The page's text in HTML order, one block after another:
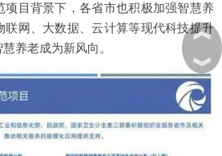
项目背景下，各省市也积极加强智慧养
联网、大数据、云计算等现代科技提升
养老成为新风向。
︽
︾